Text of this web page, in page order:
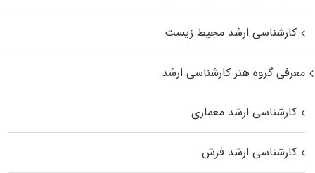
کارشناسی ارشد محیط زیست
معرفی گروه هنر کارشناسی ارشد
کارشناسی ارشد معماری
کارشناسی ارشد فرش